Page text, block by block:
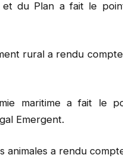
et du Plan a fait le
rural a rendu
maritime a fait le
Emergent.
animales a rendu